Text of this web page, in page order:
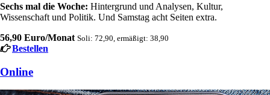
Sechs mal die Woche: Hintergrund und Analysen, Kultur,
Wissenschaft und Politik. Und Samstag acht Seiten extra.
56,90 Euro/Monat Soli: 72,90, ermäßigt: 38,90
Bestellen
Online